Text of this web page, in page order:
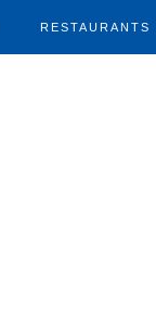
RESTAURANTS